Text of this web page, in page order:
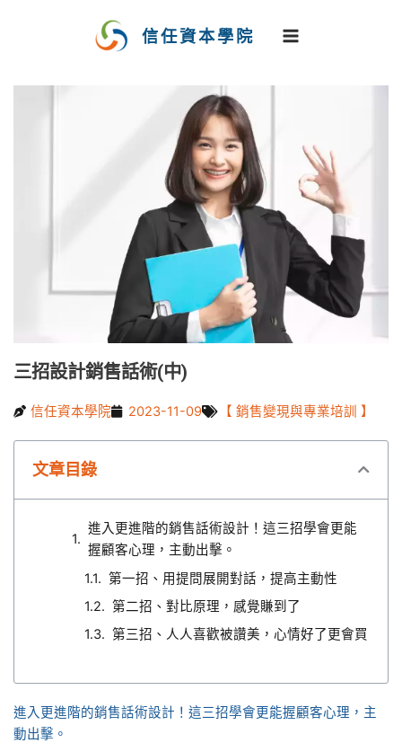
信任資本學院
三招設計銷售話術(中)
信任資本學院 2023-11-09 【 銷售變現與專業培訓 】
文章目錄
進入更進階的銷售話術設計！這三招學會更能
握顧客心理，主動出擊。
第一招、用提問展開對話，提高主動性
第二招、對比原理，感覺賺到了
第三招、人人喜歡被讚美，心情好了更會買
進入更進階的銷售話術設計！這三招學會更能握顧客心理，主
動出擊。